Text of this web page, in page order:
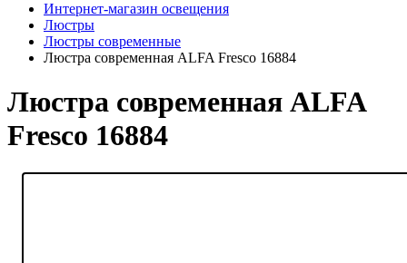
Интернет-магазин освещения
Люстры
Люстры современные
Люстра современная ALFA Fresco 16884
Люстра современная ALFA
Fresco 16884